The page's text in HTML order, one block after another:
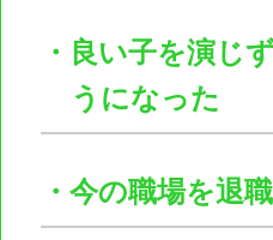
・良い子を演じ
うになった
・今の職場を退